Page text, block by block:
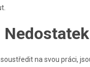
na svou práci,